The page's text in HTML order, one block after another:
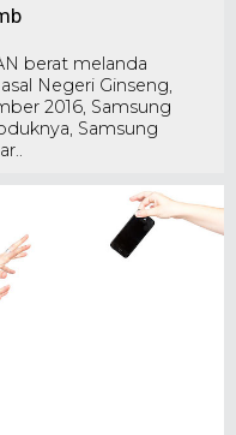
berat melanda
Negeri Ginseng,
2016, Samsung
Samsung